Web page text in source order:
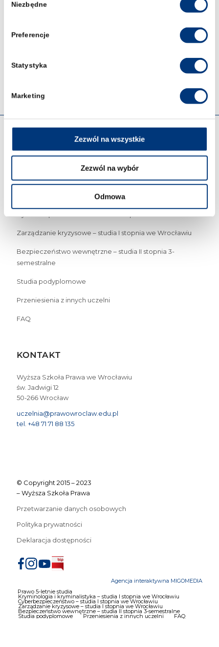
zgody
Niezbędne
Preferencje
Statystyka
Marketing
Zezwól na wszystkie
Zezwól na wybór
Odmowa
rekrutacja@prawowroclaw.edu.pl
ul. św. Jadwigi 12, 50 – 266 Wrocław
Prawo 5-letnie studia
Kryminologia i kryminalistyka – studia I stopnia we
Zarządzanie kryzysowe – studia I stopnia we Wrocławiu
Bezpieczeństwo wewnętrzne – studia II stopnia 3-
semestralne
Studia podyplomowe
Przeniesienia z innych uczelni
FAQ
KONTAKT
Wyższa Szkoła Prawa we Wrocławiu
św. Jadwigi 12
50-266 Wrocław
uczelnia@prawowroclaw.edu.pl
tel. +48 71 71 88 135
© Copyright 2015 – 2023
– Wyższa Szkoła Prawa
Przetwarzanie danych osobowych
Polityka prywatności
Deklaracja dostępności
Agencja interaktywna MIGOMEDIA
Prawo 5-letnie studia
Kryminologia i kryminalistyka – studia I stopnia we Wrocławiu
Cyberbezpieczeństwo – studia I stopnia we Wrocławiu
Zarządzanie kryzysowe – studia I stopnia we Wrocławiu
Bezpieczeństwo wewnętrzne – studia II stopnia 3-semestralne
Studia podyplomowe Przeniesienia z innych uczelni FAQ